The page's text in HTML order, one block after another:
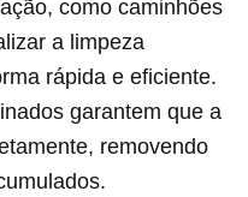
como caminhões
a limpeza
rápida e eficiente.
garantem que a
removendo